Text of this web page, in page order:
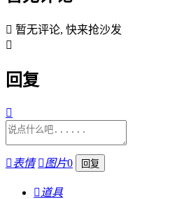
 暂无评论, 快来抢沙发

回复

表情 图片0
 道具